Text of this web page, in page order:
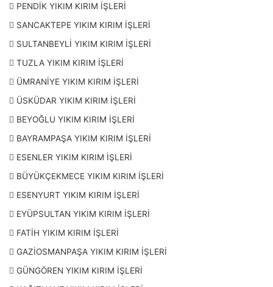
PENDİK YIKIM KIRIM İŞLERİ
SANCAKTEPE YIKIM KIRIM İŞLERİ
SULTANBEYLİ YIKIM KIRIM İŞLERİ
TUZLA YIKIM KIRIM İŞLERİ
ÜMRANİYE YIKIM KIRIM İŞLERİ
ÜSKÜDAR YIKIM KIRIM İŞLERİ
BEYOĞLU YIKIM KIRIM İŞLERİ
BAYRAMPAŞA YIKIM KIRIM İŞLERİ
ESENLER YIKIM KIRIM İŞLERİ
BÜYÜKÇEKMECE YIKIM KIRIM İŞLERİ
ESENYURT YIKIM KIRIM İŞLERİ
EYÜPSULTAN YIKIM KIRIM İŞLERİ
FATİH YIKIM KIRIM İŞLERİ
GAZİOSMANPAŞA YIKIM KIRIM İŞLERİ
GÜNGÖREN YIKIM KIRIM İŞLERİ